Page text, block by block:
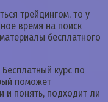
трейдингом, то у
время на поиск
бесплатного
курс по
поможет
и понять, подходит ли